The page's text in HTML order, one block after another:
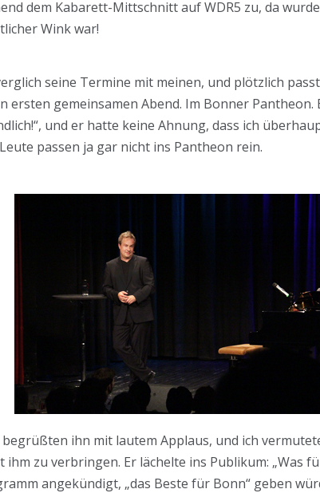
dem Kabarett-Mittschnitt auf WDR5 zu, da
Wink war!
seine Termine mit meinen, und plötzlich
ersten gemeinsamen Abend. Im Bonner
und er hatte keine Ahnung, dass ich
passen ja gar nicht ins Pantheon rein.
ihn mit lautem Applaus, und ich
zu verbringen. Er lächelte ins Publikum: „Was
angekündigt, „das Beste für Bonn“ geben